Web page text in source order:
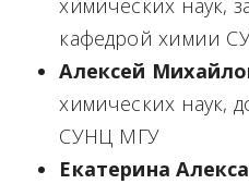
химических наук,
кафедрой химии
Алексей
химических наук,
СУНЦ МГУ
Екатерина